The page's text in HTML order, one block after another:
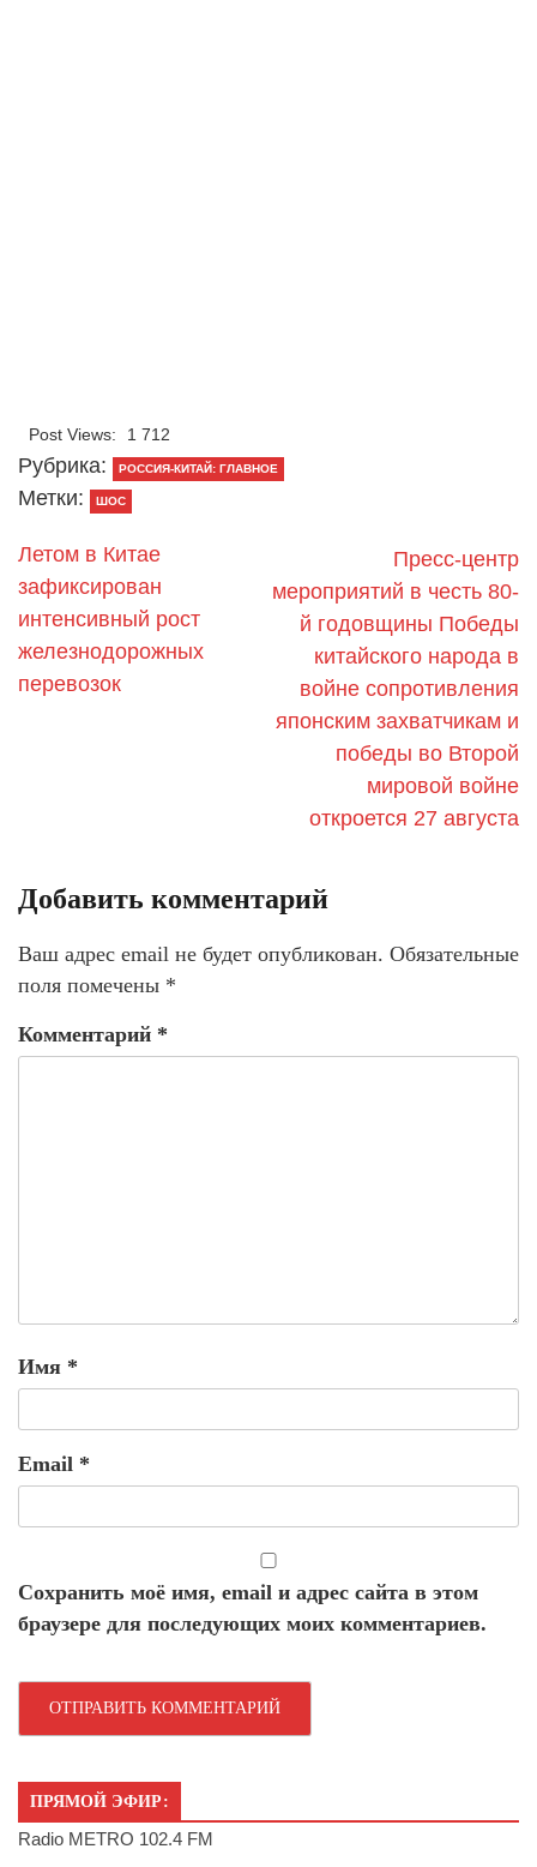
Post Views: 1 712
Рубрика: РОССИЯ-КИТАЙ: ГЛАВНОЕ
Метки: ШОС
Летом в Китае
зафиксирован
интенсивный рост
железнодорожных
перевозок
Пресс-центр
мероприятий в честь 80-
й годовщины Победы
китайского народа в
войне сопротивления
японским захватчикам и
победы во Второй
мировой войне
откроется 27 августа
Добавить комментарий
Ваш адрес email не будет опубликован. Обязательные
поля помечены *
Комментарий *
Имя *
Email *
Сохранить моё имя, email и адрес сайта в этом
браузере для последующих моих комментариев.
ПРЯМОЙ ЭФИР:
Radio METRO 102.4 FM